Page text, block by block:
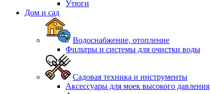
Утюги
Дом и сад
Водоснабжение, отопление
Фильтры и системы для очистки воды
Садовая техника и инструменты
Аксессуары для моек высокого давления